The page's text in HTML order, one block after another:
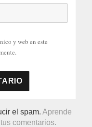
y web en este
el spam.Aprende
comentarios.